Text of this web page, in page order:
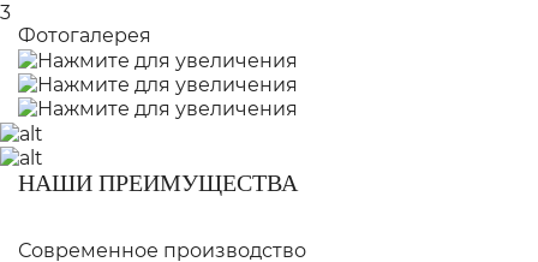
3
Фотогалерея
НАШИ ПРЕИМУЩЕСТВА
Современное производство